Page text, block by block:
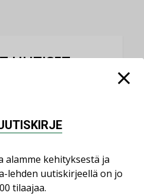
UUTISET
yrityskaupasta:
kumppaneita, jotka
osaamisalueita
kehityksestä ja
lehden uutiskirjeellä on jo
tilaajaa.